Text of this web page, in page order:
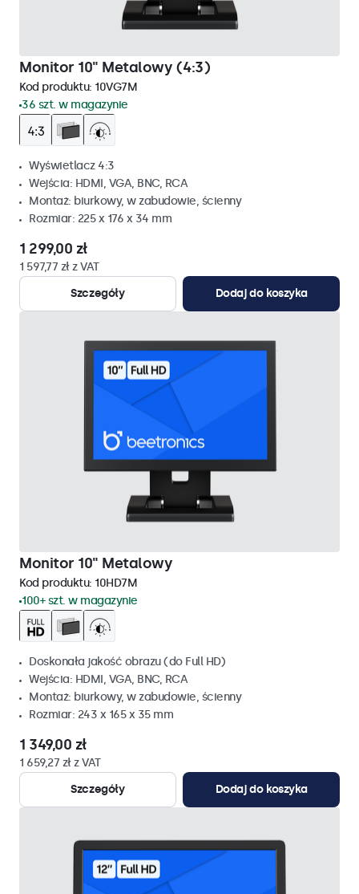
Monitor 10" Metalowy (4:3)
Kod produktu: 10VG7M
36 szt. w magazynie
Wyświetlacz 4:3
Wejścia: HDMI, VGA, BNC, RCA
Montaż: biurkowy, w zabudowie, ścienny
Rozmiar: 225 x 176 x 34 mm
1 299,00 zł
1 597,77 zł z VAT
Szczegóły
Dodaj do koszyka
Monitor 10" Metalowy
Kod produktu: 10HD7M
100+ szt. w magazynie
Doskonała jakość obrazu (do Full HD)
Wejścia: HDMI, VGA, BNC, RCA
Montaż: biurkowy, w zabudowie, ścienny
Rozmiar: 243 x 165 x 35 mm
1 349,00 zł
1 659,27 zł z VAT
Szczegóły
Dodaj do koszyka